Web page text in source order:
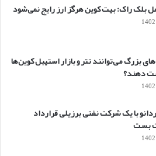
بلک راک: بیت کوین هرگز ارز رایج نمی‌شود
بزرگ می‌توانند تتر و بازار استیبل کوین‌ها
دهند؟
با یک شرکت نفتی برزیلی قرارداد
بست